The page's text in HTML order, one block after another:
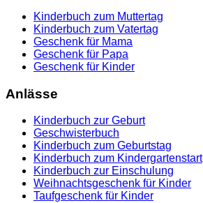
Kinderbuch zum Muttertag
Kinderbuch zum Vatertag
Geschenk für Mama
Geschenk für Papa
Geschenk für Kinder
Anlässe
Kinderbuch zur Geburt
Geschwisterbuch
Kinderbuch zum Geburtstag
Kinderbuch zum Kindergartenstart
Kinderbuch zur Einschulung
Weihnachtsgeschenk für Kinder
Taufgeschenk für Kinder